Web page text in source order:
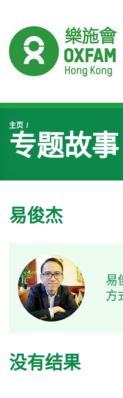
开始主要内容
主页
专题故事
易俊杰
易
方
没有结果